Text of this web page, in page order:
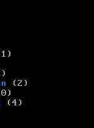
(2)
(4)